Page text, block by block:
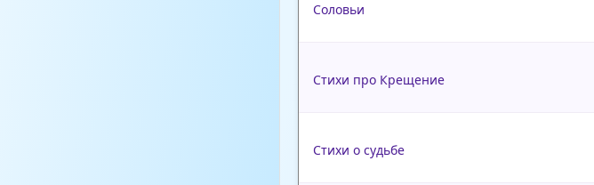
Соловьи
Стихи про Крещение
Стихи о судьбе